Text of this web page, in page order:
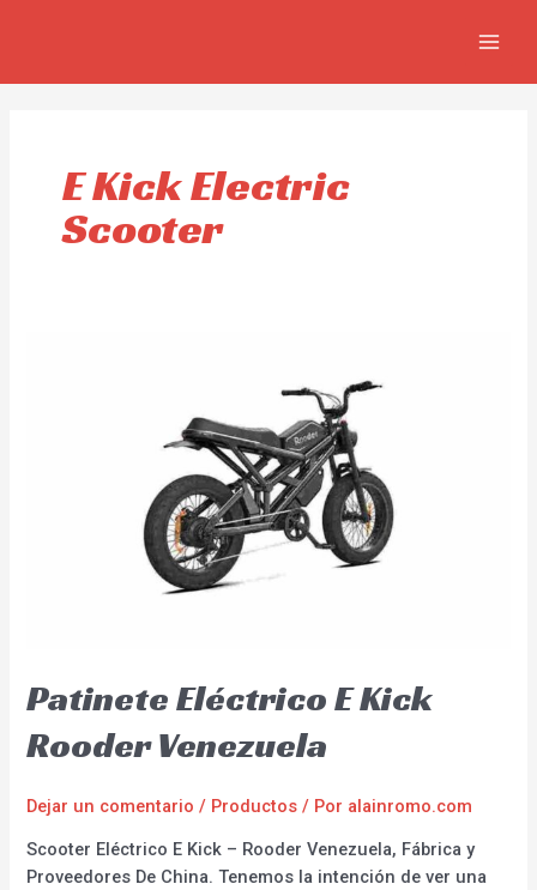
E Kick Electric
Scooter
Patinete Eléctrico E Kick
Rooder Venezuela
Dejar un comentario / Productos / Por alainromo.com
Scooter Eléctrico E Kick – Rooder Venezuela, Fábrica y
Proveedores De China. Tenemos la intención de ver una